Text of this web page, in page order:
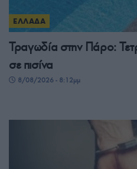
ΕΛΛΑΔΑ
Τραγωδία στην Πάρο:
σε πισίνα
8/08/2026 - 8:12μμ